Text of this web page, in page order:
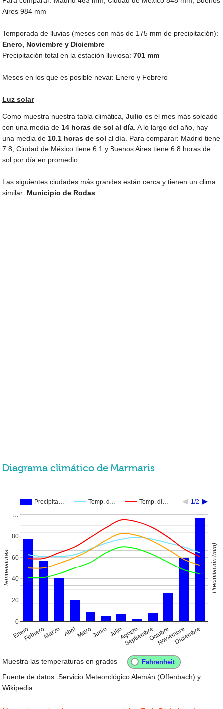
Aires 984 mm
Temporada de lluvias (meses con más de 175 mm de precipitación):
Enero, Noviembre y Diciembre
Precipitación total en la estación lluviosa: 701 mm
Meses en los que es posible nevar: Enero y Febrero
Luz solar
Como muestra nuestra tabla climática, Julio es el mes más soleado
con una media de 14 horas de sol al día . A lo largo del año, hay
una media de 10.1 horas de sol al día. Para comparar: Madrid tiene
7.8, Ciudad de México tiene 6.1 y Buenos Aires tiene 6.8 horas de
sol por día en promedio.
Las siguientes ciudades más grandes están cerca y tienen un clima
similar: Municipio de Rodas
Diagrama climático de Marmaris
Precipita… Temp. d… Temp. di… 1/2
EneroFebreroMarzo AbrilMayoJunio JulioAgosto
SeptiembreOctubre
NoviembreDiciembre
0
20
40
60
80
Temperaturas Precipitación (mm)
Muestra las temperaturas en grados
Fuente de datos: Servicio Meteorológico Alemán (Offenbach) y
Wikipedia